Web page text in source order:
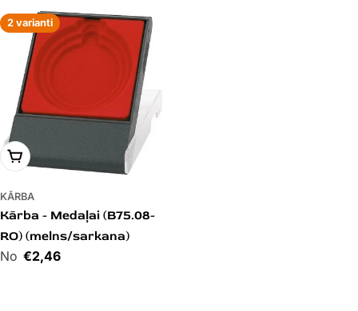
2 varianti
PIEVIENOT GROZAM
KĀRBA
Kārba - Medaļai (B75.08-
RO) (melns/sarkana)
Cena€2,46